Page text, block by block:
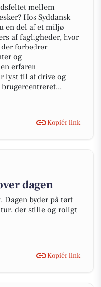
mellem
Hos Syddansk
en del af et miljø
af fagligheder, hvor
forbedrer
og
erfaren
lyst til at drive og
Kopiér link
dagen
byder på tørt
der stille og roligt
Kopiér link